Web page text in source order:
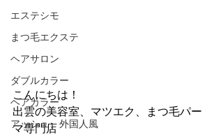
エステシモ
まつ毛エクステ
ヘアサロン
ダブルカラー
ヘアカラー
アッシュ、外国人風
こんにちは！
出雲の美容室、マツエク、まつ毛パー
マ専門店